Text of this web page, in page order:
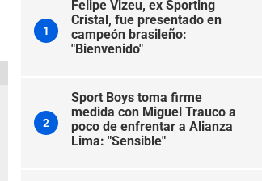
1
Felipe Vizeu, ex Sporting
Cristal, fue presentado en
campeón brasileño:
"Bienvenido"
2
Sport Boys toma firme
medida con Miguel Trauco a
poco de enfrentar a Alianza
Lima: "Sensible"